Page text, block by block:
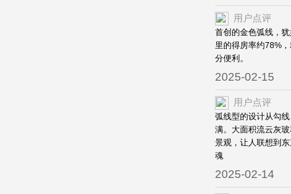
用户点评
首创的金色弧线，
里的得房率约78%
分便利。
2025-02-15
用户点评
弧线型的设计从勾
满。大面积流云灰
景观，让人联想到
魂
2025-02-14